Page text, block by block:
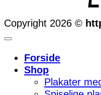
Copyright 2026 ©
Forside
Shop
Plakater